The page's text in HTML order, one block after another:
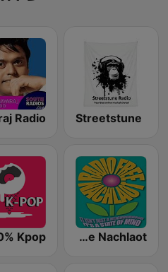
Streetstune
Radio Free Nachlaot